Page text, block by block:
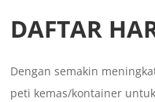
DAFTAR
Dengan semakin
peti kemas/kontainer